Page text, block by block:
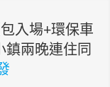
入場+環保車
鎮兩晚連住同